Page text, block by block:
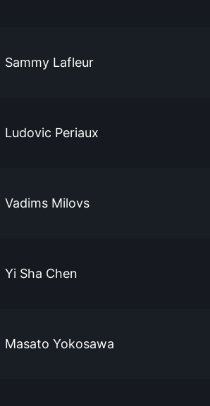
Sammy Lafleur
Ludovic Periaux
Vadims Milovs
Yi Sha Chen
Masato Yokosawa